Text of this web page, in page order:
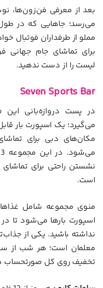
بعد از معرفی فن‌زون‌ها،
مملو از طرفداران فوتبال
لیست را از دست ندهید.
Seven Sports Bar
می‌گیرد؛ یک اسپورت بار
مکان‌های دبی برای
نشستن راحتی برای
است.
منوی مجموعه شامل
اسپورت بارها می‌شود تا
نداشته باشید. یکی از
تخفیف روی کل صورتحساب